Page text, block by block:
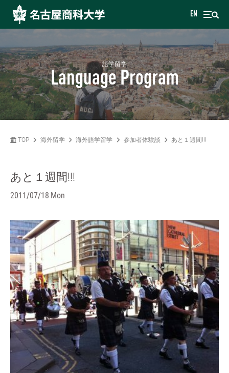
EN
語学留学
Language Program
TOP 海外留学 海外語学留学 参加者体験談 あと１週間!!!
あと１週間!!!
2011/07/18 Mon